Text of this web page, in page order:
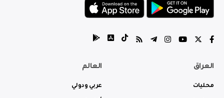
العراق
محليات
العالم
عربي ودولي